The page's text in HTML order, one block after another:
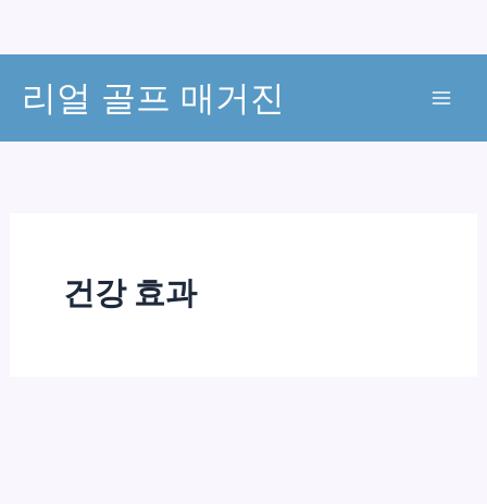
리얼 골프 매거진
건강 효과